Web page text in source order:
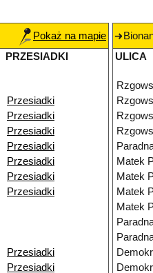
Pokaż na mapie
PRZESIADKI
Przesiadki
Przesiadki
Przesiadki
Przesiadki
Przesiadki
Przesiadki
Przesiadki
Przesiadki
Przesiadki
ULICA
Matek
Matek
Matek
Matek